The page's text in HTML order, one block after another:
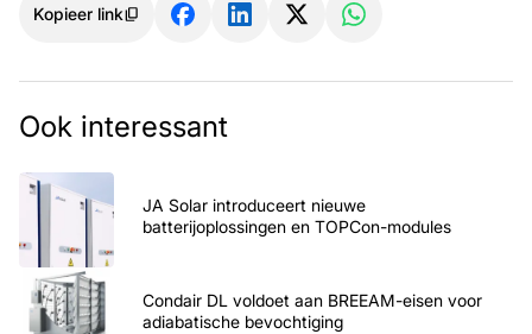
Kopieer link
Ook interessant
JA Solar introduceert nieuwe
batterijoplossingen en TOPCon-modules
Condair DL voldoet aan BREEAM-eisen voor
adiabatische bevochtiging